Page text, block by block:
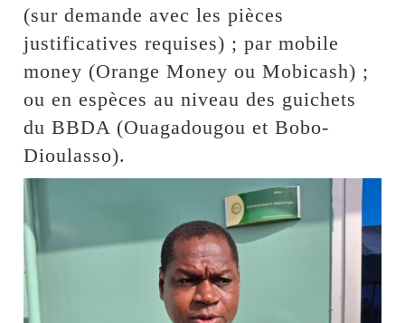
(sur demande avec les pièces
justificatives requises) ; par mobile
money (Orange Money ou Mobicash) ;
ou en espèces au niveau des guichets
du BBDA (Ouagadougou et Bobo-
Dioulasso).